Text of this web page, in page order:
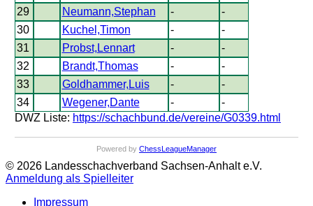
29
Neumann,Stephan -
-
30
Kuchel,Timon -
-
31
Probst,Lennart -
-
32
Brandt,Thomas -
-
33
Goldhammer,Luis -
-
34
Wegener,Dante -
-
DWZ Liste: https://schachbund.de/vereine/G0339.html
Powered by ChessLeagueManager
© 2026 Landesschachverband Sachsen-Anhalt e.V.
Anmeldung als Spielleiter
Impressum